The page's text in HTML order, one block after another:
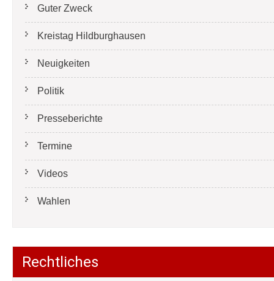
Guter Zweck
Kreistag Hildburghausen
Neuigkeiten
Politik
Presseberichte
Termine
Videos
Wahlen
Rechtliches